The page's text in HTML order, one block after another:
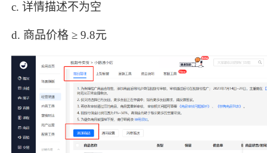
c. 详情描述不为空
d. 商品价格 ≥ 9.8元